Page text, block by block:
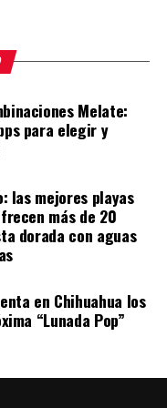
Melate:
para elegir y
las mejores playas
más de 20
dorada con aguas
en Chihuahua los
“Lunada Pop”